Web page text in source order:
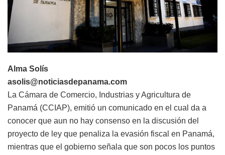
Alma Solís
asolis@noticiasdepanama.com
La Cámara de Comercio, Industrias y Agricultura de
Panamá (CCIAP), emitió un comunicado en el cual da a
conocer que aun no hay consenso en la discusión del
proyecto de ley que penaliza la evasión fiscal en Panamá,
mientras que el gobierno señala que son pocos los puntos